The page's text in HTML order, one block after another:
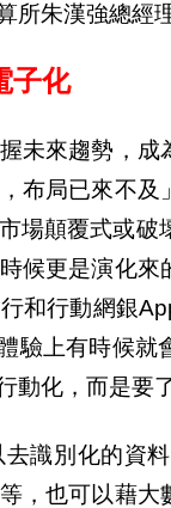
朱漢強總經
子化
未來趨勢，
布局已來不
場顛覆式或破
候更是演化
和行動網銀
驗上有時候就
動化，而是要
去識別化的資
，也可以藉